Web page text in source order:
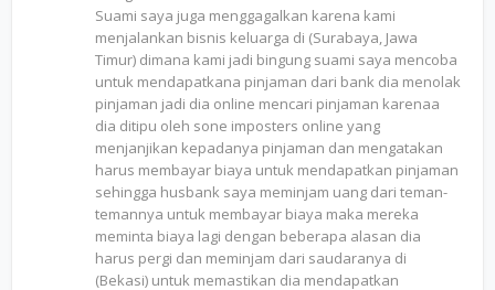
Suami saya juga menggagalkan karena kami
menjalankan bisnis keluarga di (Surabaya, Jawa
Timur) dimana kami jadi bingung suami saya mencoba
untuk mendapatkana pinjaman dari bank dia menolak
pinjaman jadi dia online mencari pinjaman karenaa
dia ditipu oleh sone imposters online yang
menjanjikan kepadanya pinjaman dan mengatakan
harus membayar biaya untuk mendapatkan pinjaman
sehingga husbank saya meminjam uang dari teman-
temannya untuk membayar biaya maka mereka
meminta biaya lagi dengan beberapa alasan dia
harus pergi dan meminjam dari saudaranya di
(Bekasi) untuk memastikan dia mendapatkan